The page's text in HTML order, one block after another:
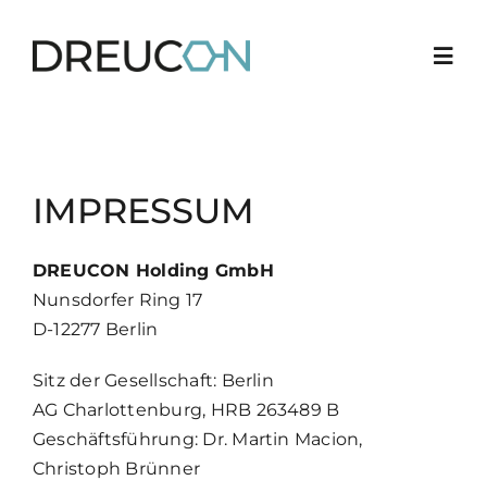
content
Karriere 7
Qualität
Standorte
IMPRESSUM
DREUCON Holding GmbH
Nunsdorfer Ring 17
D-12277 Berlin
Sitz der Gesellschaft: Berlin
AG Charlottenburg, HRB 263489 B
Geschäftsführung: Dr. Martin Macion,
Christoph Brünner